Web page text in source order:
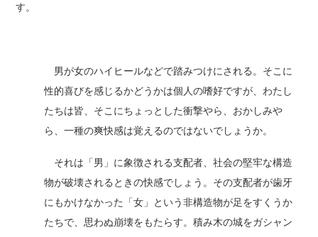
す。
男が女のハイヒールなどで踏みつけにされる。そこに
性的喜びを感じるかどうかは個人の嗜好ですが、わたし
たちは皆、そこにちょっとした衝撃やら、おかしみや
ら、一種の爽快感は覚えるのではないでしょうか。
それは「男」に象徴される支配者、社会の堅牢な構造
物が破壊されるときの快感でしょう。その支配者が歯牙
にもかけなかった「女」という非構造物が足をすくうか
たちで、思わぬ崩壊をもたらす。積み木の城をガシャン